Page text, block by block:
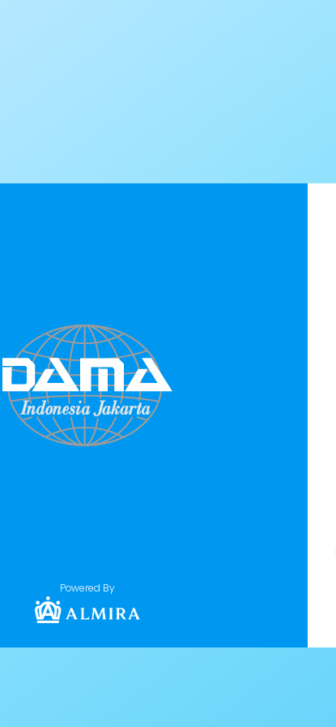
Powered By